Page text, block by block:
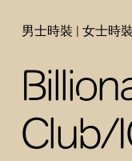
男士時裝 | 女士時裝
Club/